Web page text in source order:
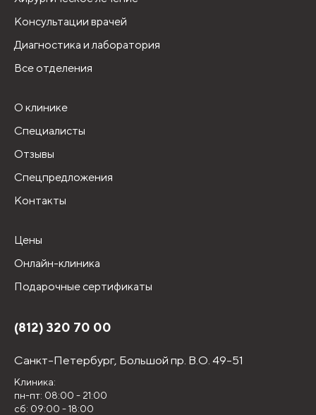
Консультации врачей
Диагностика и лаборатория
Все отделения
О клинике
Специалисты
Отзывы
Спецпредложения
Контакты
Цены
Онлайн-клиника
Подарочные сертификаты
(812) 320 70 00
Санкт-Петербург, Большой пр. В.О. 49-51
Клиника:
пн-пт: 08:00 - 21:00
сб: 09:00 - 18:00